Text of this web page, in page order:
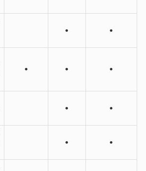
● ●
● ● ●
● ●
● ●